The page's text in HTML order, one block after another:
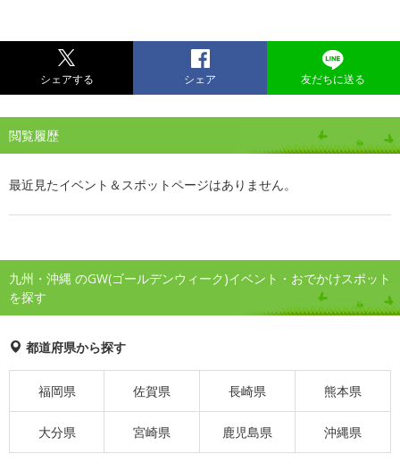
シェアする シェア 友だちに送る
閲覧履歴
最近見たイベント＆スポットページはありません。
九州・沖縄 のGW(ゴールデンウィーク)イベント・おでかけスポット
を探す
都道府県から探す
福岡県 佐賀県 長崎県 熊本県
大分県 宮崎県 鹿児島県 沖縄県